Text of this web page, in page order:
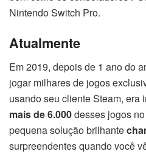
Nintendo Switch Pro.
Atualmente
Em 2019, depois de 1 ano do
jogar milhares de jogos
usando seu cliente Steam, era
mais de 6.000desses jogos
pequena solução brilhante
surpreendentes quando você